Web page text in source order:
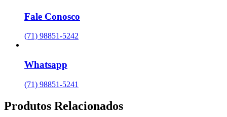
Fale Conosco
(71) 98851-5242
Whatsapp
(71) 98851-5241
Produtos Relacionados